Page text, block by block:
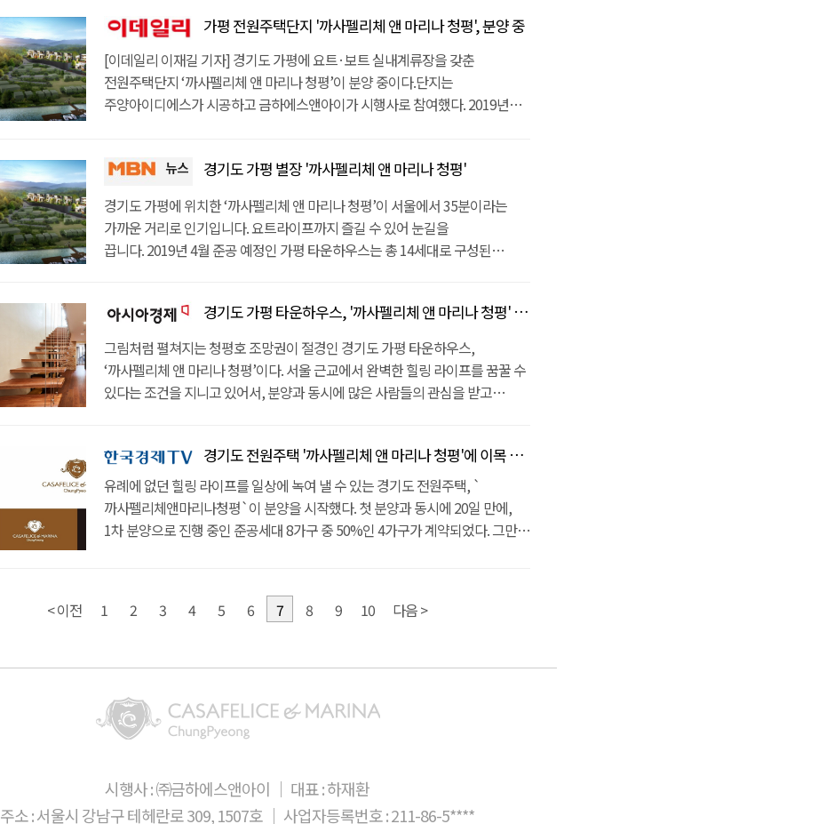
정박장에는 대략 25대 정도의 요트를 보관 할 수 있는데, 1년에 한번씩 일정
비용을 지불 할 경우 개인 보트를 관리해주는 서비스까지 제공하여 편리하다.
날씨에 영향을 받지 않고 언제나 쾌적한 환경에서 개인 요트를 보관 할 수 있다.
내년인 2019년 4월에 완공 되는 가평 별장은, 주양아이디에스가 시공하고
190평, 건평 50평)까지 총 두가지 타입으로 구성되어 있다. 2차 토지분양은
있도록 토목공사를 마친 상태이다. 분양 시작을 알린 20일 만에 1차 준공세대
8가구 중 4가구가 계약 완료 되어, 그 인기를 실감 중인
'까사펠리체앤마리나청평'이다. 관계자는 "현재 까사펠리체를 분양 중인
문의해보시는 것을 추천한다"고 전했다. imkt@dt.co.kr [원문 기사 보기]?
참여했다. 까사펠리체 앤 마리나 청평은 가평 별장은 청평호 바로 앞에
들어서는 단독형 타운하우스로, 전세대가 청평호 조망권을 확보했다. 단지
앞에서 클럽 티파니를 비롯한 각종 수상레저를 즐길 수 있다. 단지 주변에 차로
15분 이내에 이용할 수 있는 유명 대형 골프장도 4곳이나 밀집하고 있어
지상레저도 즐길 수 있다. 요트 라이프를 실현할 수 있다는 점도 눈길을 끈다.
보관이 가능하다. 1년치 비용을 지불하면 개인 요트를 관리해주는 서비스도
제공한다. 교통여건도 좋다. 서울 성수대교에서 설악IC까지 30분 거리에
불과하다. 서울 압구정에서 단지까지 35분이면 도착이 가능하다. 서울 출퇴근이
가능한 만큼 1차 주거용 목적으로 소유하기에도 손색이 없다. 특히 차로
5~10분 거리에 청심국제중고등학교 등이 있어 자녀를 둔 수요자도 큰 불편
없이 거주가 가능하다. 여기에다 청심국제병원 등의 의료기관, 면사무소·
내부시설도 좋다. 무엇보다 지열 냉·난방으로 관리비를 50% 절감할 수 있어
효율적이다. 이와 함께 스마트IoT 시스템까지 갖춰 삶의 질을 높일 수
있다. 까사펠리체 앤 마리나 청평 분양 관계자는 "수도권 타운하우스를 찾는
수요자들을 중심으로 까사펠리체 앤 마리나 청평에 대한 분양 문의가 끊이지
않고 있다"며 "이는 자연친화적인 주거환경과 편리한 도심 접근성 등
참여했으며, 1차 준공세대와 2차 토지분양으로 나누어 분양을 진행 중이다. 1차
까지 총 두가지 타입으로 구성되어 있다. 2차 토지분양은 185평부터 195평까지
마련되어 있고, 각각 원하는 스타일로 건축 할 수 있도록 토목공사를 마친
상태이다. 1차 8가구와 2차 6가구, 이렇게 총 14 가구가 준비되어 있다. 또한
성수대교에서 설악IC까지 30분거리로, 서울 강남권에서 단 35분이면 충분하다.
출퇴근이 가능하기 때문에 별장 용도가 아닌 주 주거 목적으로도 소유 할 수
있고, 실생활에 불편함이 없을 만큼 주변 인프라도 풍부하다. 차량 5분~10분
거리에 청심국제중고등학교를 포함한 다수의 교육기관과 청심국제병원 등의
의료기관, 우체국, 면사무소, 대형마트 등이 갖추어져 있다. 생활 인프라뿐
있다. 가장 주목 할 점은 ‘국내 최초 실내 요트/보트 정박장’을 보유하고 있다는
덤으로 1년치 비용을 지불하면 개인 요트를 관리해주는 서비스까지 제공하여,
좀 더 쾌적한 요트라이프를 누릴 수 있다. 차량 15분 거리에는 프리스틴밸리,
아난티, 마이더스와 같은 대형 골프장도 4곳이나 위치하고 있어서
개별수영장과 단독정원을 보유하고 있다. 개인만의 공간에서 프라이빗하게
여가시간을 즐길 수 있기 때문에 사생활을 중요시 하는 사람들에게도
안성맞춤이다. 실내는 스마트 IOT 시스템을 설치하여 삶의 질을 향상시켰고,
지열 냉,난방 으로 관리비를 50% 절감하였다. 관계자는
‘까사펠리체앤마리나청평이 설악 타운하우스, 양평 타운하우스를 찾는
바란다’고 전했다. 윤병찬 yoon4698@heraldcorp.com [원문 기사 보기]
가평 전원주택단지 '까사펠리체 앤 마리나 청평', 분양 중
[이데일리 이재길 기자] 경기도 가평에 요트·보트 실내계류장을 갖춘
전원주택단지 ‘까사펠리체 앤 마리나 청평’이 분양 중이다.단지는
주양아이디에스가 시공하고 금하에스앤아이가 시행사로 참여했다. 2019년
50평)으로 구성됐다. 2차 토지분양은 185평부터 195평까지 마련됐다.단지
티파니를 비롯한 다수의 수상레저를 즐길 수 있다. 차량 15분 거리에는
프리스틴밸리, 아난티, 마이더스 외 유명한 대형 골프장도 밀집되어 있어
지상레저까지 보장된다.특히 국내 최초로 요트·보트 실내 계류장을 보유했다.
1년에 한번 일정 비용을 지불하면 개인 요트를 관리해주는 서비스도 제공한다.
접근성도 뛰어나다. 성수대교부터 설악 IC까지는 단 30분 거리로 압구정에서는
35분이면 충분하다.주변 인프라도 우수하다. 인근 차량 5분~10분 거리에는
미원초등학교, 청심국제중고등학교 등의 다양한 교육기관이 갖춰져 있어
자녀들의 교육 환경이 뛰어나다. 청심국제병원 등의 의료기관, 면사무소,
개별수영장과 넓은 단독정원을 보유하고 있어 개인 공간에서도 프라이빗하게
여가시간을 보낼 수 있다. 실내는 지열 냉, 난방으로 관리비 50%를 절감했고,
스마트IOT 시스템을 도입했다. 관계자는 “양평주택, 설악주택 혹은 청평요트에
관심 있다면 까사펠리체 앤 마리나 청평이 적합할 것”이라며 “청평주택가격이
경기도 가평 별장 '까사펠리체 앤 마리나 청평'
경기도 가평에 위치한 ‘까사펠리체 앤 마리나 청평’이 서울에서 35분이라는
가까운 거리로 인기입니다. 요트라이프까지 즐길 수 있어 눈길을
끕니다. 2019년 4월 준공 예정인 가평 타운하우스는 총 14세대로 구성된
110평)과 B타입(대지 190평, 건평 50평), 총 두 가지 타입이 준비되어 있습니다.
토지분양은 185평부터 195평까지 준비되어 있는데, 분양하는 사람이 원하는
스타일로 건축할 수 있도록 토목공사를 마친 상태입니다. 시공은
주양아이디에스가 맡았고 금하에스앤아이가 시행사로 참여했습니다.요트/
보트 실내 계류장을 보유하고 있습니다. 7M높이의 실내 계류장에는 25대
관리해주는 서비스도 제공 되어서 안전하고 쾌적한 요트라이프를 즐길 수
있습니다.전 세대 청평호 조망권을 누릴 수 있습니다. 단지 앞의 클럽 티파니를
비롯해 다양한 수상레저를 즐길 수 있습니다. 차량 15분 거리에는 마이더스,
프리스틴밸리, 아난티 등 유명한 대형 골프장도 4곳이 인근에 위치하고
있습니다. 모든 세대가 개별수영장과 단독정원을 보유하고 있기 때문에
50% 절감했습니다. 성수대교에서 설악IC까지는 단 30분 거리로, 서울
강남권에서 이 곳까지는 35분이면 이동이 가능하다는 설명입니다. 출퇴근이
차량 5분~10분 거리에 미원초등학교, 설악고등학교를 포함한 다수의
교육기관과 각종 편의시설이 갖추어져 있습니다.?
경기도 가평 타운하우스, '까사펠리체 앤 마리나 청평' 분양 중
그림처럼 펼쳐지는 청평호 조망권이 절경인 경기도 가평 타운하우스,
‘까사펠리체 앤 마리나 청평’이다. 서울 근교에서 완벽한 힐링 라이프를 꿈꿀 수
있다는 조건을 지니고 있어서, 분양과 동시에 많은 사람들의 관심을 받고
곳까지는 35분으로 충분하다. 출퇴근이 가능한 거리라서 별장 용도가 아닌 주
주거 목적으로도 소유할 수 있다.주변 생활 인프라도 풍부한 가평
타운하우스이다. 청심국제중고등학교를 포함한 다수의 교육기관,
청심국제병원 등의 의료기관, 면사무소, 우체국, 각종 대형마트까지 갖추어져
최초로 실내 요트/보트 정박장을 보유하고 있는데, 7M높이의 실내 정박장에는
25대의 요트를 보관할 수 있다. 1년치 비용을 지불하고 개인 요트를 관리해주는
지상레저까지 즐길 수 있다. 내년인 2019년 4원에 완공 예정인 가평 전원주택은
주양아이디에스가 시공하고 금하에스앤아이가 시행사로 참여했다. 1차
총 두 가지 타입으로 구성되어 있다. 2차 토지분양은 185평부터 195평까지
마련되어 있고, 각각 원하는 스타일로 건축할 수 있도록 준비되어
경기도 전원주택 '까사펠리체 앤 마리나 청평'에 이목 집중
유례에 없던 힐링 라이프를 일상에 녹여 낼 수 있는 경기도 전원주택, `
까사펠리체앤마리나청평`이 분양을 시작했다. 첫 분양과 동시에 20일 만에,
1차 분양으로 진행 중인 준공세대 8가구 중 50%인 4가구가 계약되었다. 그만큼
7M높이의 실내 계류장에는 25대 가량의 요트를 보관 할 수 있고, 1년치 비용을
지불하면 개인 요트를 관리해주는 서비스도 누릴 수 있다. 덤으로, 청평호가
차량 15분 거리에는 프리스틴밸리, 아난티, 마이더스와 같은 대형 골프장이
가평 별장의 가장 큰 특징이다. 성수대교에서 설악IC까지 30분거리로, 서울
강남권에서 35분이면 도착 할 수 있다. 출퇴근이 가능하기 때문에 별장 용도뿐
의료기관, 우체국, 면사무소, 대형마트가 갖추어져 있다. 인프라까지 완벽하여
실생활에 불편함이 전혀 없다. 주변 인프라만큼 내부 구성까지 완벽한 가평
< 이전 1 2 3 4 5 6 7 8 9 10 다음 >
시행사 : ㈜금하에스앤아이 │ 대표 : 하재환
주소 : 서울시 강남구 테헤란로 309, 1507호 │ 사업자등록번호 : 211-86-5****